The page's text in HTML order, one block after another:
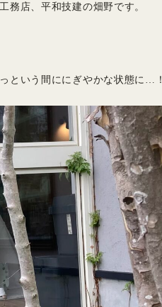
務店、平和技建の畑野です。
という間ににぎやかな状態に…！